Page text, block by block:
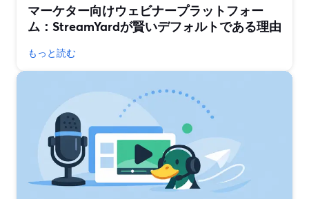
マーケター向けウェビナープラットフォー
ム：StreamYardが賢いデフォルトである理由
もっと読む